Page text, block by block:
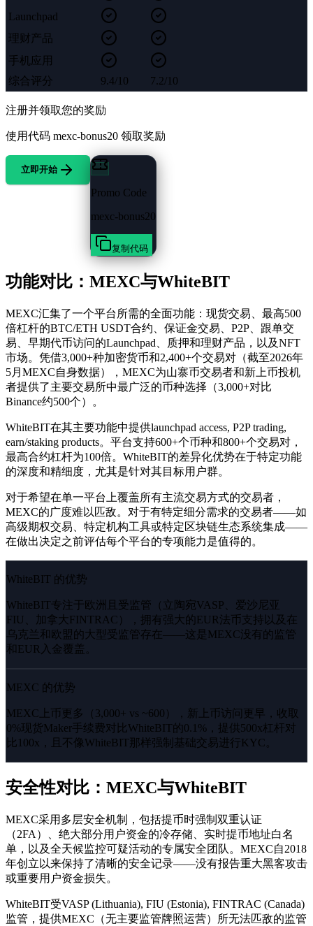
Launchpad
理财产品
手机应用
综合评分
9.4/10 7.2/10
注册并领取您的奖励
使用代码 mexc-bonus20 领取奖励
立即开始
Promo Code
mexc-bonus20
复制代码
功能对比：MEXC与WhiteBIT
MEXC汇集了一个平台所需的全面功能：现货交易、最高500
倍杠杆的BTC/ETH USDT合约、保证金交易、P2P、跟单交
易、早期代币访问的Launchpad、质押和理财产品，以及NFT
市场。凭借3,000+种加密货币和2,400+个交易对（截至2026年
5月MEXC自身数据），MEXC为山寨币交易者和新上币投机
者提供了主要交易所中最广泛的币种选择（3,000+对比
Binance约500个）。
WhiteBIT在其主要功能中提供launchpad access, P2P trading,
earn/staking products。平台支持600+个币种和800+个交易对，
最高合约杠杆为100倍。WhiteBIT的差异化优势在于特定功能
的深度和精细度，尤其是针对其目标用户群。
对于希望在单一平台上覆盖所有主流交易方式的交易者，
MEXC的广度难以匹敌。对于有特定细分需求的交易者——如
高级期权交易、特定机构工具或特定区块链生态系统集成——
在做出决定之前评估每个平台的专项能力是值得的。
WhiteBIT 的优势
WhiteBIT专注于欧洲且受监管（立陶宛VASP、爱沙尼亚
FIU、加拿大FINTRAC），拥有强大的EUR法币支持以及在
乌克兰和欧盟的大型受监管存在——这是MEXC没有的监管
和EUR入金覆盖。
MEXC 的优势
MEXC上币更多（3,000+ vs ~600），新上币访问更早，收取
0%现货Maker手续费对比WhiteBIT的0.1%，提供500x杠杆对
比100x，且不像WhiteBIT那样强制基础交易进行KYC。
安全性对比：MEXC与WhiteBIT
MEXC采用多层安全机制，包括提币时强制双重认证
（2FA）、绝大部分用户资金的冷存储、实时提币地址白名
单，以及全天候监控可疑活动的专属安全团队。MEXC自2018
年创立以来保持了清晰的安全记录——没有报告重大黑客攻击
或重要用户资金损失。
WhiteBIT受VASP (Lithuania), FIU (Estonia), FINTRAC (Canada)
监管，提供MEXC（无主要监管牌照运营）所无法匹敌的监管